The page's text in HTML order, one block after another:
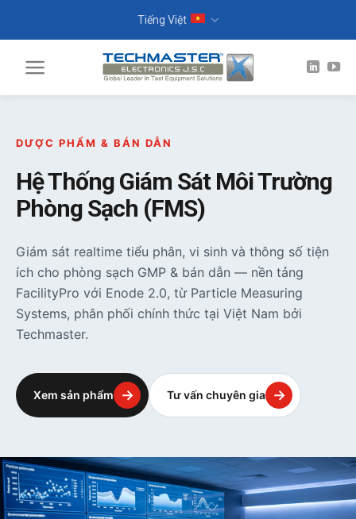
Tiếng Việt
DƯỢC PHẨM & BÁN DẪN
Hệ Thống Giám Sát Môi Trường
Phòng Sạch (FMS)
Giám sát realtime tiểu phân, vi sinh và thông số tiện
ích cho phòng sạch GMP & bán dẫn — nền tảng
FacilityPro với Enode 2.0, từ Particle Measuring
Systems, phân phối chính thức tại Việt Nam bởi
Techmaster.
Xem sản phẩm → Tư vấn chuyên gia →